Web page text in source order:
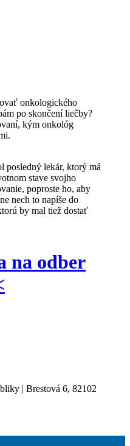
onkologického
po skončení liečby?
kým onkológ
posledný lekár, ktorý má
stave svojho
poproste ho, aby
nech to napíše do
by mal tiež dostať
na odber
| Brestová 6, 82102